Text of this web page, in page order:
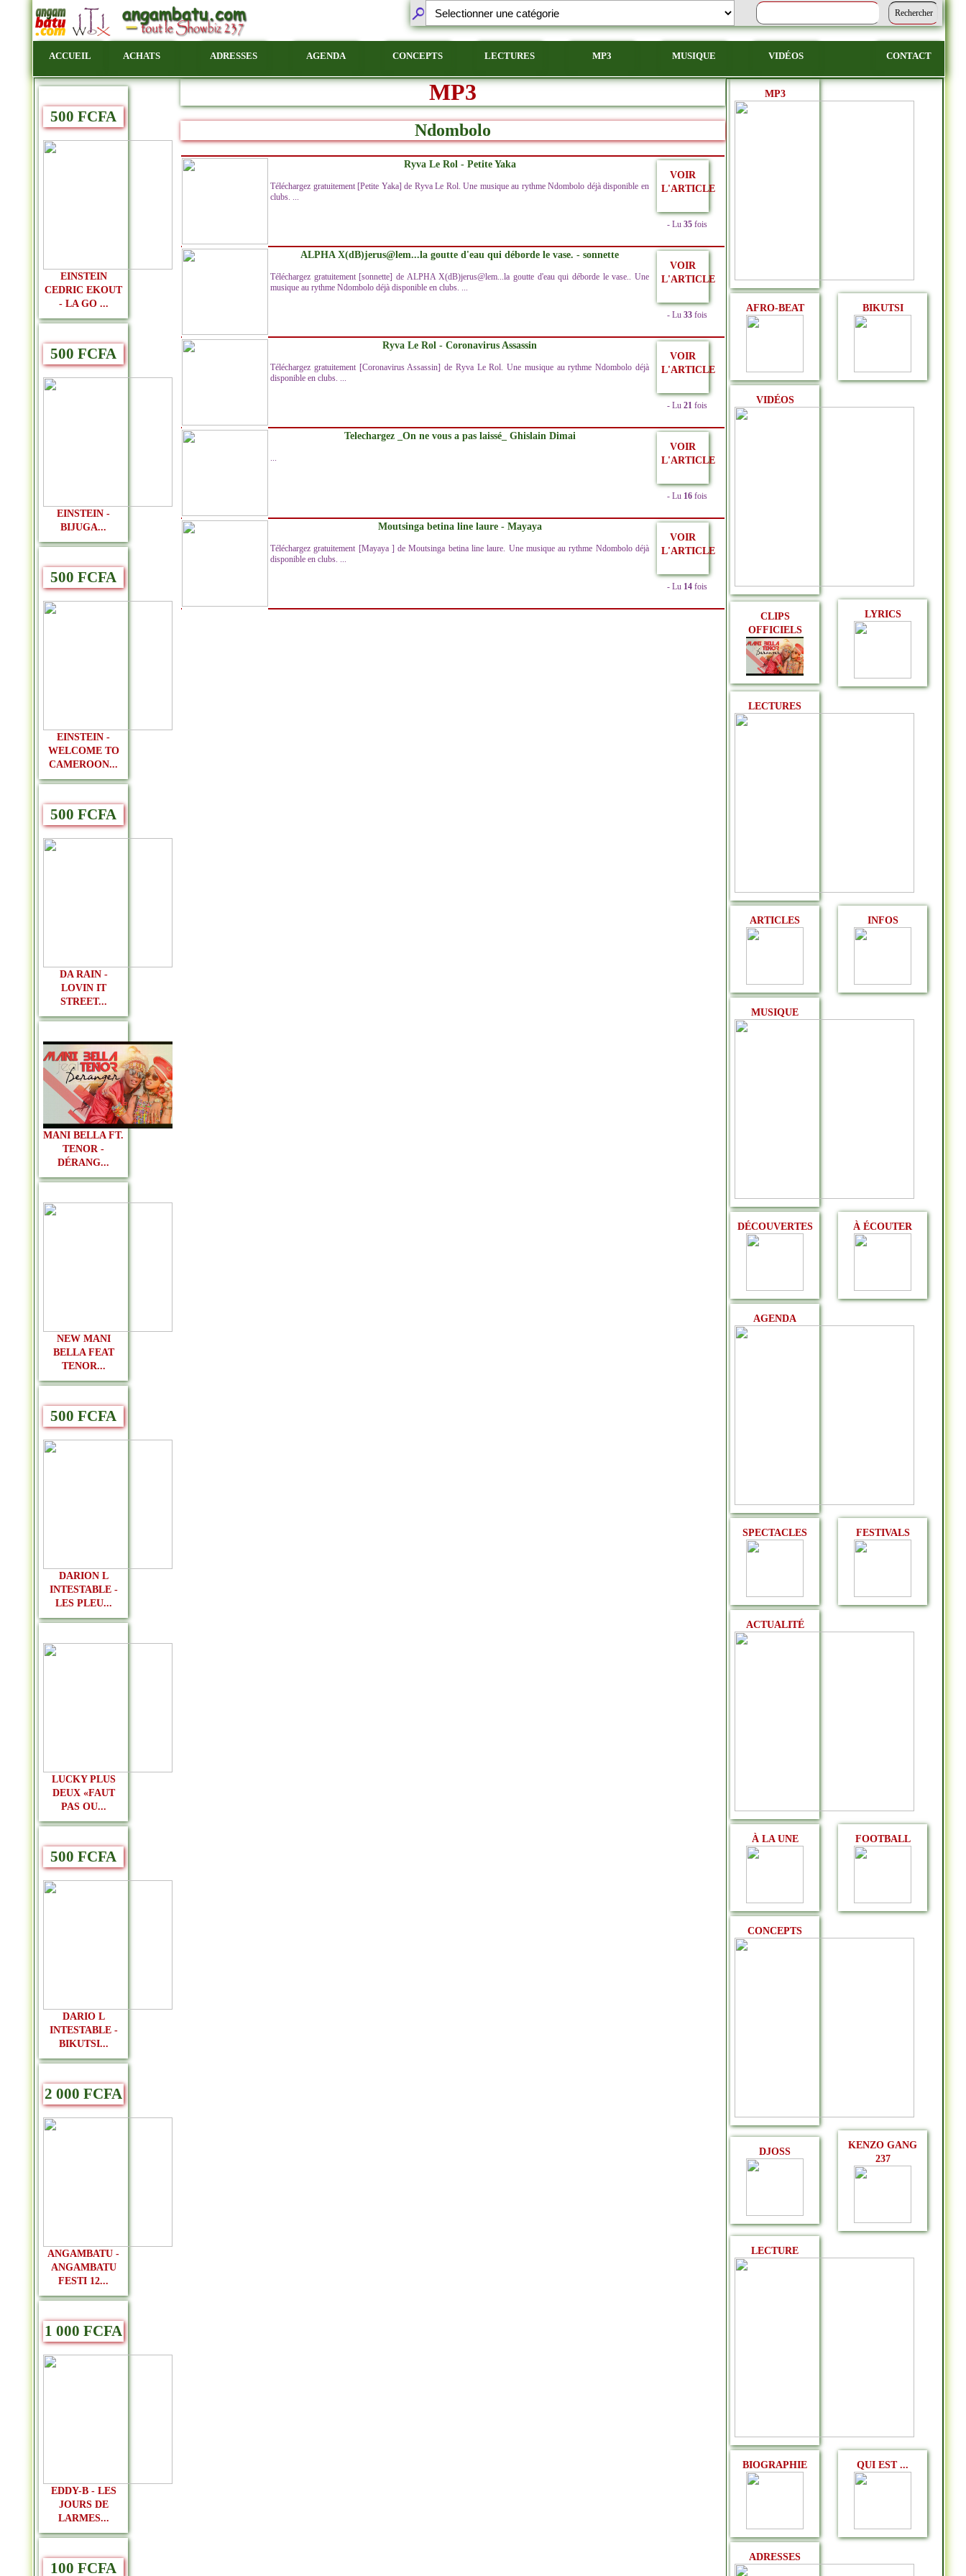
ACCUEIL ACHATS ADRESSES AGENDA CONCEPTS LECTURES MP3 MUSIQUE VIDÉOS CONTACT
500 FCFA
EINSTEIN
CEDRIC EKOUT
- LA GO ...
500 FCFA
EINSTEIN -
BIJUGA...
500 FCFA
EINSTEIN -
WELCOME TO
CAMEROON...
500 FCFA
DA RAIN -
LOVIN IT
STREET...
MANI BELLA FT.
TENOR -
DÉRANG...
NEW MANI
BELLA FEAT
TENOR...
500 FCFA
DARION L
INTESTABLE -
LES PLEU...
LUCKY PLUS
DEUX «FAUT
PAS OU...
500 FCFA
DARIO L
INTESTABLE -
BIKUTSI...
2 000 FCFA
ANGAMBATU -
ANGAMBATU
FESTI 12...
1 000 FCFA
EDDY-B - LES
JOURS DE
LARMES...
100 FCFA
MP3
Ndombolo
Ryva Le Rol - Petite Yaka
Téléchargez gratuitement [Petite Yaka] de Ryva Le Rol. Une musique au rythme Ndombolo déjà disponible en
clubs. ...
VOIR
L'ARTICLE
- Lu 35 fois
ALPHA X(dB)jerus@lem...la goutte d'eau qui déborde le vase. - sonnette
Téléchargez gratuitement [sonnette] de ALPHA X(dB)jerus@lem...la goutte d'eau qui déborde le vase.. Une
musique au rythme Ndombolo déjà disponible en clubs. ...
VOIR
L'ARTICLE
- Lu 33 fois
Ryva Le Rol - Coronavirus Assassin
Téléchargez gratuitement [Coronavirus Assassin] de Ryva Le Rol. Une musique au rythme Ndombolo déjà
disponible en clubs. ...
VOIR
L'ARTICLE
- Lu 21 fois
Telechargez _On ne vous a pas laissé_ Ghislain Dimai
...
VOIR
L'ARTICLE
- Lu 16 fois
Moutsinga betina line laure - Mayaya
Téléchargez gratuitement [Mayaya ] de Moutsinga betina line laure. Une musique au rythme Ndombolo déjà
disponible en clubs. ...
VOIR
L'ARTICLE
- Lu 14 fois
MP3
AFRO-BEAT BIKUTSI
VIDÉOS
CLIPS
OFFICIELS
LYRICS
LECTURES
ARTICLES INFOS
MUSIQUE
DÉCOUVERTES À ÉCOUTER
AGENDA
SPECTACLES FESTIVALS
ACTUALITÉ
À LA UNE FOOTBALL
CONCEPTS
DJOSS
KENZO GANG
237
LECTURE
BIOGRAPHIE QUI EST ...
ADRESSES